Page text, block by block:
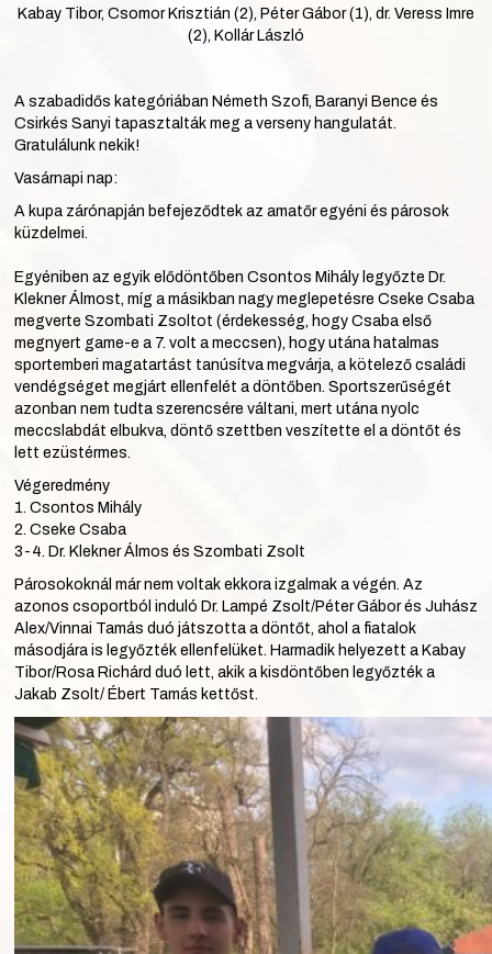
Kabay Tibor, Csomor Krisztián (2), Péter Gábor (1), dr. Veress Imre
(2), Kollár László
A szabadidős kategóriában Németh Szofi, Baranyi Bence és
Csirkés Sanyi tapasztalták meg a verseny hangulatát.
Gratulálunk nekik!
Vasárnapi nap:
A kupa zárónapján befejeződtek az amatőr egyéni és párosok
küzdelmei.
Egyéniben az egyik elődöntőben Csontos Mihály legyőzte Dr.
Klekner Álmost, míg a másikban nagy meglepetésre Cseke Csaba
megverte Szombati Zsoltot (érdekesség, hogy Csaba első
megnyert game-e a 7. volt a meccsen), hogy utána hatalmas
sportemberi magatartást tanúsítva megvárja, a kötelező családi
vendégséget megjárt ellenfelét a döntőben. Sportszerűségét
azonban nem tudta szerencsére váltani, mert utána nyolc
meccslabdát elbukva, döntő szettben veszítette el a döntőt és
lett ezüstérmes.
Végeredmény
1. Csontos Mihály
2. Cseke Csaba
3-4. Dr. Klekner Álmos és Szombati Zsolt
Párosokoknál már nem voltak ekkora izgalmak a végén. Az
azonos csoportból induló Dr. Lampé Zsolt/Péter Gábor és Juhász
Alex/Vinnai Tamás duó játszotta a döntőt, ahol a fiatalok
másodjára is legyőzték ellenfelüket. Harmadik helyezett a Kabay
Tibor/Rosa Richárd duó lett, akik a kisdöntőben legyőzték a
Jakab Zsolt/ Ébert Tamás kettőst.